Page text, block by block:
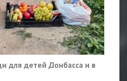
для детей Донбасса и в